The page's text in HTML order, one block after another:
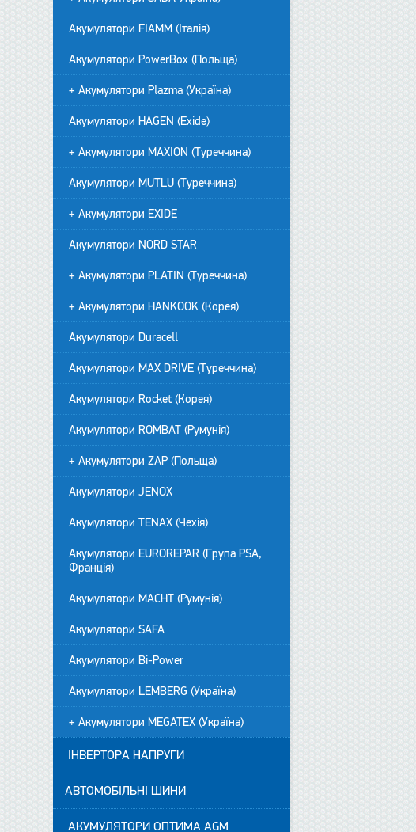
Акумулятори FIAMM (Італія)
Акумулятори PowerBox (Польща)
+ Акумулятори Plazma (Україна)
Акумулятори HAGEN (Exide)
+ Акумулятори MAXION (Туреччина)
Акумулятори MUTLU (Туреччина)
+ Акумулятори EXIDE
Акумулятори NORD STAR
+ Акумулятори PLATIN (Туреччина)
+ Акумулятори HANKOOK (Корея)
Акумулятори Duracell
Акумулятори MAX DRIVE (Туреччина)
Акумулятори Rocket (Корея)
Акумулятори ROMBAT (Румунія)
+ Акумулятори ZAP (Польща)
Акумулятори JENOX
Акумулятори TENAX (Чехія)
Акумулятори EUROREPAR (Група PSA,
Франція)
Акумулятори MACHT (Румунія)
Акумулятори SAFA
Акумулятори Bi-Power
Акумулятори LEMBERG (Україна)
+ Акумулятори MEGATEX (Україна)
ІНВЕРТОРА НАПРУГИ
АВТОМОБІЛЬНІ ШИНИ
АКУМУЛЯТОРИ ОПТИМА AGM